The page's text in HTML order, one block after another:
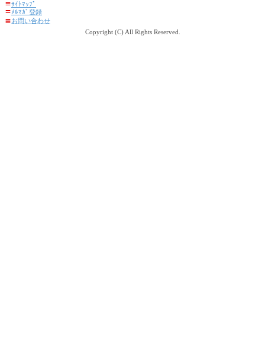
〓ｻｲﾄﾏｯﾌﾟ
〓ﾒﾙﾏｶﾞ登録
〓お問い合わせ
Copyright (C) All Rights Reserved.